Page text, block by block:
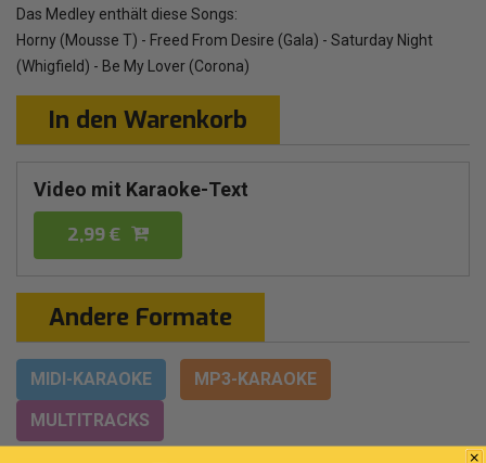
Das Medley enthält diese Songs:
Horny (Mousse T) - Freed From Desire (Gala) - Saturday Night
(Whigfield) - Be My Lover (Corona)
In den Warenkorb
Video mit Karaoke-Text
2,99 €
Andere Formate
MIDI-KARAOKE
MP3-KARAOKE
MULTITRACKS